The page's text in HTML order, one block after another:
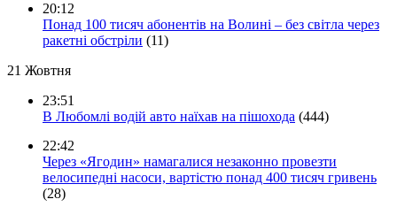
20:12
Понад 100 тисяч абонентів на Волині – без світла через
ракетні обстріли (11)
21 Жовтня
23:51
В Любомлі водій авто наїхав на пішохода (444)
22:42
Через «Ягодин» намагалися незаконно провезти
велосипедні насоси, вартістю понад 400 тисяч гривень
(28)